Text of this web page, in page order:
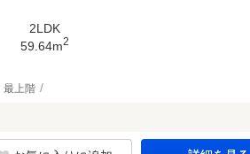
2LDK
59.64m2
最上階